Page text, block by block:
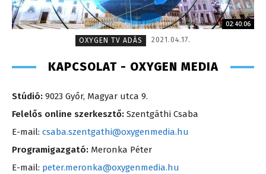
02:40:06
OXYGEN TV ADÁS
2021.04.17.
KAPCSOLAT - OXYGEN MEDIA
Stúdió: 9023 Győr, Magyar utca 9.
Felelős online szerkesztő: Szentgáthi Csaba
E-mail: csaba.szentgathi@oxygenmedia.hu
Programigazgató: Meronka Péter
E-mail: peter.meronka@oxygenmedia.hu